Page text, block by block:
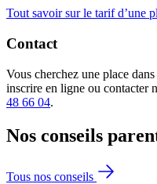
Tout savoir sur le tarif d’une
Contact
Vous cherchez une place
inscrire en ligne ou contacter
48 66 04.
Nos conseils
Tous nos conseils